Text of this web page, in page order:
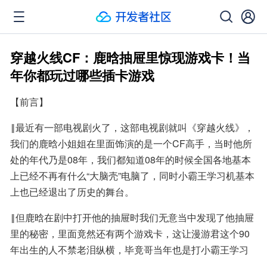
穿越火线CF：鹿晗抽屉里惊现游戏卡！当
年你都玩过哪些插卡游戏
【前言】
‖最近有一部电视剧火了，这部电视剧就叫《穿越火线》，
我们的鹿晗小姐姐在里面饰演的是一个CF高手，当时他所
处的年代乃是08年，我们都知道08年的时候全国各地基本
上已经不再有什么“大脑壳”电脑了，同时小霸王学习机基本
上也已经退出了历史的舞台。
‖但鹿晗在剧中打开他的抽屉时我们无意当中发现了他抽屉
里的秘密，里面竟然还有两个游戏卡，这让漫游君这个90
年出生的人不禁老泪纵横，毕竟哥当年也是打小霸王学习